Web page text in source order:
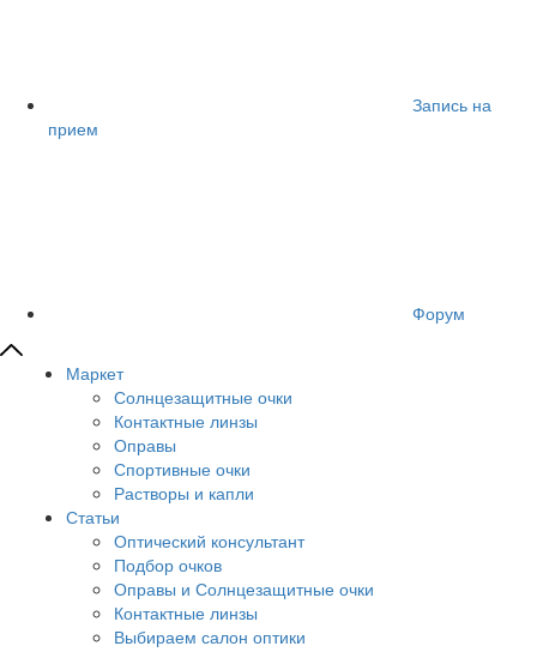
Запись на
прием
Форум
Маркет
Солнцезащитные очки
Контактные линзы
Оправы
Спортивные очки
Растворы и капли
Статьи
Оптический консультант
Подбор очков
Оправы и Солнцезащитные очки
Контактные линзы
Выбираем салон оптики